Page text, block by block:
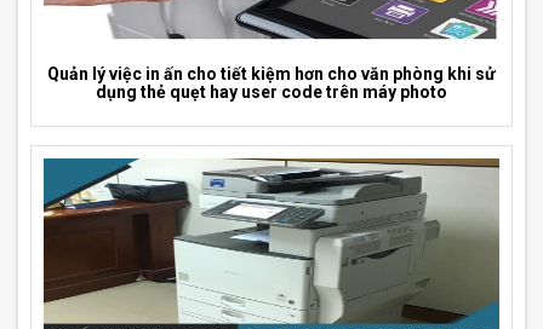
Quản lý việc in ấn cho tiết kiệm hơn cho văn phòng khi sử
dụng thẻ quẹt hay user code trên máy photo